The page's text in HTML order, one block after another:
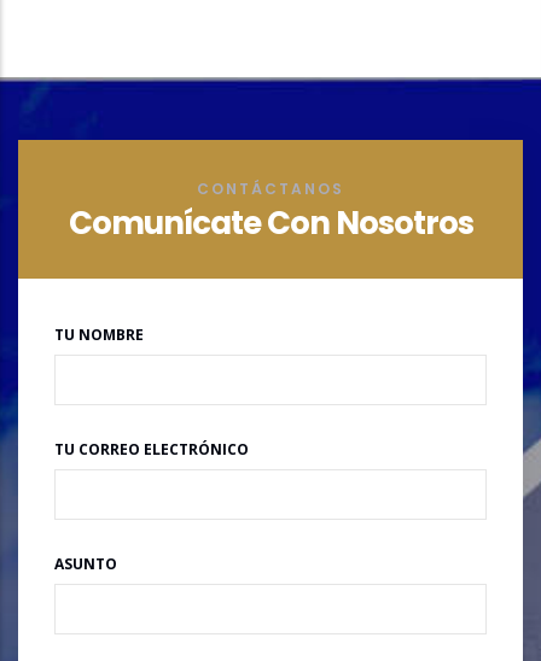
CONTÁCTANOS
Comunícate Con Nosotros
TU NOMBRE
TU CORREO ELECTRÓNICO
ASUNTO